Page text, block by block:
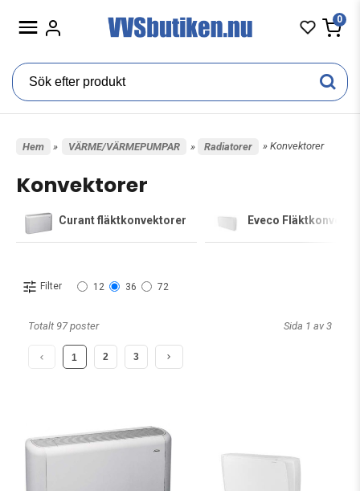
0
Hem » VÄRME/VÄRMEPUMPAR » Radiatorer » Konvektorer
Konvektorer
Curant fläktkonvektorer Eveco
Filter 12 36 72
Totalt 97 poster Sida 1 av 3
1 2 3